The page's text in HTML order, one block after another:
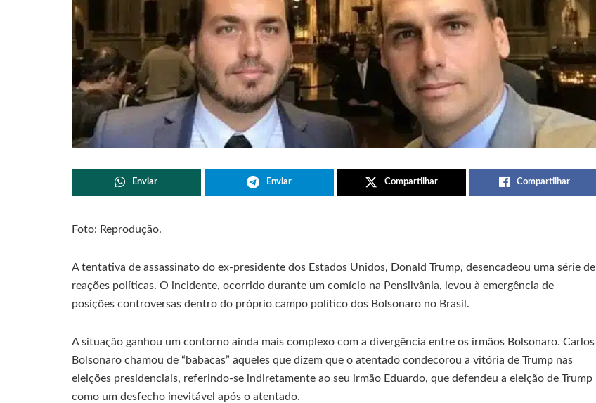
Enviar Enviar Compartilhar Compartilhar
Foto: Reprodução.
A tentativa de assassinato do ex-presidente dos Estados Unidos, Donald Trump, desencadeou uma série de
reações políticas. O incidente, ocorrido durante um comício na Pensilvânia, levou à emergência de
posições controversas dentro do próprio campo político dos Bolsonaro no Brasil.
A situação ganhou um contorno ainda mais complexo com a divergência entre os irmãos Bolsonaro. Carlos
Bolsonaro chamou de “babacas” aqueles que dizem que o atentado condecorou a vitória de Trump nas
eleições presidenciais, referindo-se indiretamente ao seu irmão Eduardo, que defendeu a eleição de Trump
como um desfecho inevitável após o atentado.